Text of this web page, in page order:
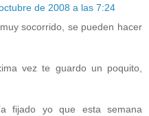
de 2008 a las 7:24
socorrido, se pueden hacer
vez te guardo un poquito,
fijado yo que esta semana